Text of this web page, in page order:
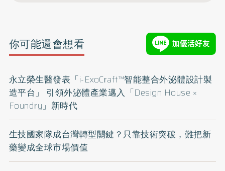
你可能還會想看
永立榮生醫發表「i-ExoCraft™智能整合外泌體設計製
造平台」 引領外泌體產業邁入「Design House ×
Foundry」新時代
生技國家隊成台灣轉型關鍵？只靠技術突破，難把新
藥變成全球市場價值